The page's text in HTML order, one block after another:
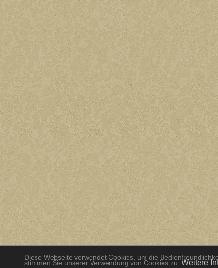
Diese Webseite verwendet Cookies, um die
stimmen Sie unserer Verwendung von Cookies zu. Weitere